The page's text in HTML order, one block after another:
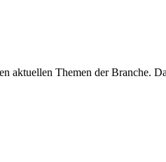
aktuellen Themen der Branche.